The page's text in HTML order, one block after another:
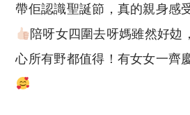
帶佢認識聖誕節，真的親身感
陪呀女四圍去呀媽雖然好攰
心所有野都值得！有女女一齊